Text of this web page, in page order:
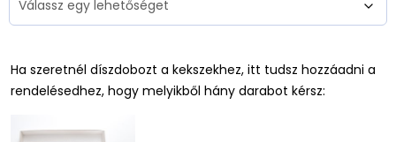
Ha szeretnél díszdobozt a kekszekhez, itt tudsz hozzáadni a
rendelésedhez, hogy melyikből hány darabot kérsz: